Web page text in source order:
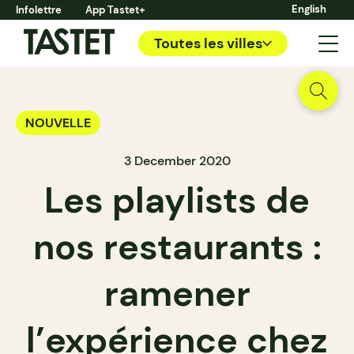
Infolettre App Tastet+ English
Toutes les villes
NOUVELLE
3 December 2020
Les playlists de
nos restaurants :
ramener
l’expérience chez